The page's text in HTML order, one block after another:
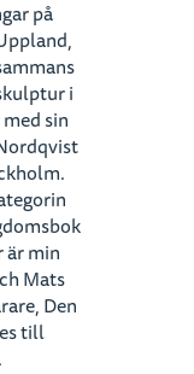
på
i
sin
är min
Mats
Den
till